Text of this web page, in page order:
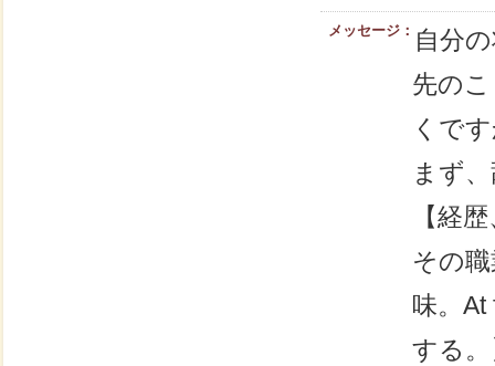
メッセージ： 自分
先の
くで
まず
【経
その
味。
する